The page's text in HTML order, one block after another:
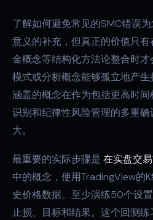
了解如何避免常见的SMC错误
意义的补充，但真正的价值只
金概念等结构化方法论整合时才
模式或分析概念能够孤立地产
涵盖的概念在作为包括更高时
识别和纪律性风险管理的多重
大。
最重要的实际步骤是 在实盘交
中的概念，使用TradingView的
史价格数据。至少演练50个设
止损、目标和结果。这个回测